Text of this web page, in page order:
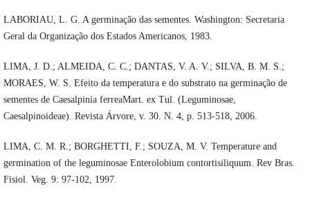
LABORIAU, L. G. A germinação das sementes. Washington: Secretaria
Geral da Organização dos Estados Americanos, 1983.
LIMA, J. D.; ALMEIDA, C. C.; DANTAS, V. A. V.; SILVA, B. M. S.;
MORAES, W. S. Efeito da temperatura e do substrato na germinação de
sementes de Caesalpinia ferreaMart. ex Tul. (Leguminosae,
Caesalpinoideae). Revista Árvore, v. 30. N. 4, p. 513-518, 2006.
LIMA, C. M. R.; BORGHETTI, F.; SOUZA, M. V. Temperature and
germination of the leguminosae Enterolobium contortisiliquum. Rev Bras.
Fisiol. Veg. 9: 97-102, 1997.